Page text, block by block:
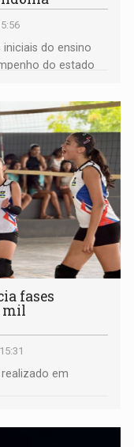
do ensino
do estado
fases
mil
em